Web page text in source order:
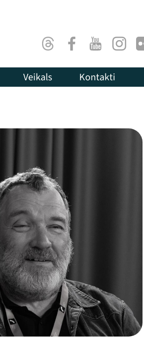
ThreadsFacebookYoutube
Veikals Kontakti